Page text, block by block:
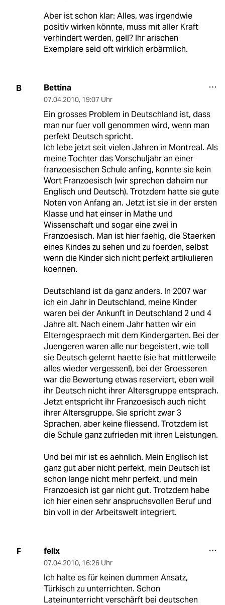
Aber ist schon klar: Alles, was irgendwie
positiv wirken könnte, muss mit aller Kraft
verhindert werden, gell? Ihr arischen
Exemplare seid oft wirklich erbärmlich.
B Bettina
07.04.2010, 19:07 Uhr
Ein grosses Problem in Deutschland ist, dass
man nur fuer voll genommen wird, wenn man
perfekt Deutsch spricht.
Ich lebe jetzt seit vielen Jahren in Montreal. Als
meine Tochter das Vorschuljahr an einer
franzoesischen Schule anfing, konnte sie kein
Wort Franzoesisch (wir sprechen daheim nur
Englisch und Deutsch). Trotzdem hatte sie gute
Noten von Anfang an. Jetzt ist sie in der ersten
Klasse und hat einser in Mathe und
Wissenschaft und sogar eine zwei in
Franzoesisch. Man ist hier faehig, die Staerken
eines Kindes zu sehen und zu foerden, selbst
wenn die Kinder sich nicht perfekt artikulieren
koennen.
Deutschland ist da ganz anders. In 2007 war
ich ein Jahr in Deutschland, meine Kinder
waren bei der Ankunft in Deutschland 2 und 4
Jahre alt. Nach einem Jahr hatten wir ein
Elterngespraech mit dem Kindergarten. Bei der
Juengeren waren alle nur begeistert, wie toll
sie Deutsch gelernt haette (sie hat mittlerweile
alles wieder vergessen!), bei der Groesseren
war die Bewertung etwas reserviert, eben weil
ihr Deutsch nicht ihrer Altersgruppe entsprach.
Jetzt entspricht ihr Franzoesisch auch nicht
ihrer Altersgruppe. Sie spricht zwar 3
Sprachen, aber keine fliessend. Trotzdem ist
die Schule ganz zufrieden mit ihren Leistungen.
Und bei mir ist es aehnlich. Mein Englisch ist
ganz gut aber nicht perfekt, mein Deutsch ist
schon lange nicht mehr perfekt, und mein
Franzoesich ist gar nicht gut. Trotzdem habe
ich hier einen sehr anspruchsvollen Beruf und
bin voll in der Arbeitswelt integriert.
F felix
07.04.2010, 16:26 Uhr
Ich halte es für keinen dummen Ansatz,
Türkisch zu unterrichten. Schon
Lateinunterricht verschärft bei deutschen